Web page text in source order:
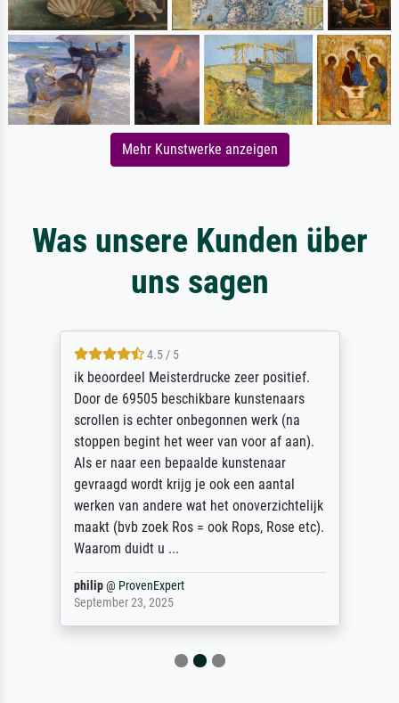
Mehr Kunstwerke anzeigen
Was unsere Kunden über
uns sagen
4.5 / 5
ik beoordeel Meisterdrucke zeer positief.
Door de 69505 beschikbare kunstenaars
scrollen is echter onbegonnen werk (na
stoppen begint het weer van voor af aan).
Als er naar een bepaalde kunstenaar
gevraagd wordt krijg je ook een aantal
werken van andere wat het onoverzichtelijk
maakt (bvb zoek Ros = ook Rops, Rose etc).
Waarom duidt u ...
philip@ ProvenExpert
September 23, 2025